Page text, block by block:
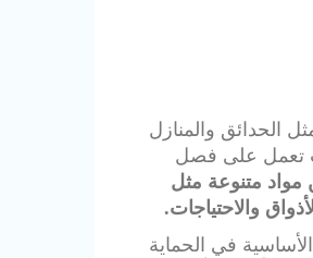
الحدائق والمنازل
تعمل على فصل
متنوعة مثل
والاحتياجات.
في الحماية